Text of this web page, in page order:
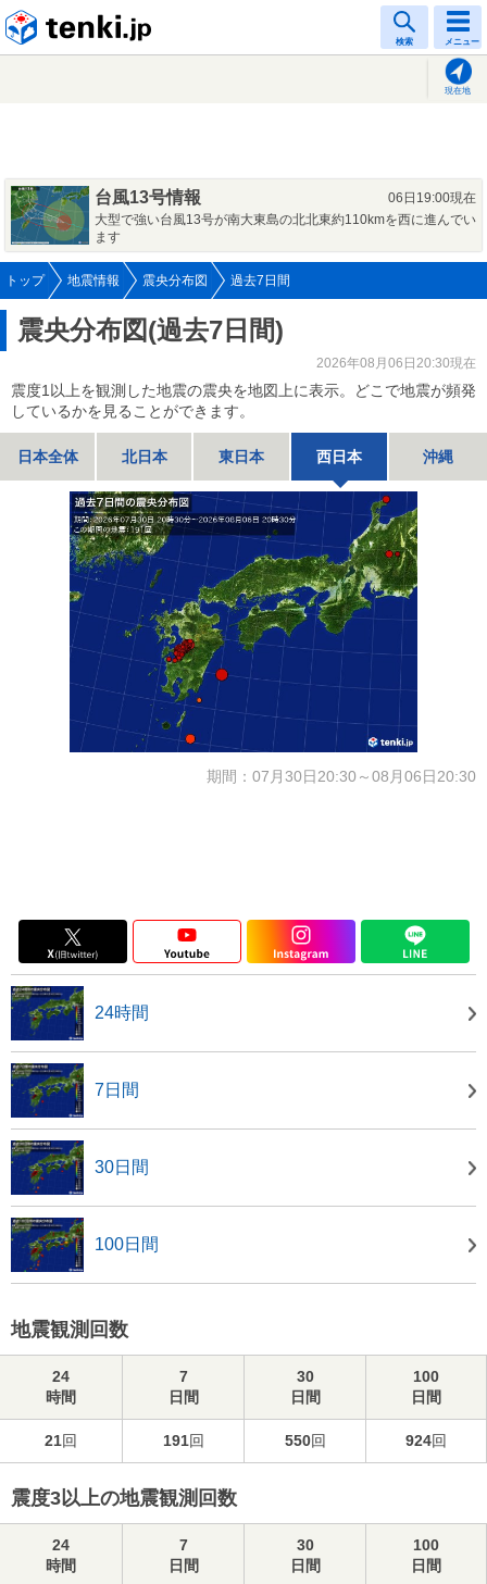
検索 メニュー
現在地
台風13号情報
06日19:00現在
大型で強い台風13号が南大東島の北北東約110kmを西に進んでい
ます
トップ 地震情報 震央分布図 過去7日間
震央分布図(過去7日間)
2026年08月06日20:30現在
震度1以上を観測した地震の震央を地図上に表示。どこで地震が頻発
しているかを見ることができます。
日本全体 北日本 東日本 西日本 沖縄
期間：07月30日20:30～08月06日20:30
24時間
7日間
30日間
100日間
地震観測回数
24
時間
7
日間
30
日間
100
日間
21回 191回 550回 924回
震度3以上の地震観測回数
24
時間
7
日間
30
日間
100
日間